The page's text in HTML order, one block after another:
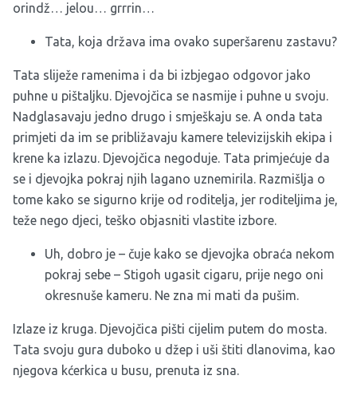
orindž… jelou… grrrin…
Tata, koja država ima ovako superšarenu zastavu?
Tata sliježe ramenima i da bi izbjegao odgovor jako
puhne u pištaljku. Djevojčica se nasmije i puhne u svoju.
Nadglasavaju jedno drugo i smješkaju se. A onda tata
primjeti da im se približavaju kamere televizijskih ekipa i
krene ka izlazu. Djevojčica negoduje. Tata primjećuje da
se i djevojka pokraj njih lagano uznemirila. Razmišlja o
tome kako se sigurno krije od roditelja, jer roditeljima je,
teže nego djeci, teško objasniti vlastite izbore.
Uh, dobro je – čuje kako se djevojka obraća nekom
pokraj sebe – Stigoh ugasit cigaru, prije nego oni
okresnuše kameru. Ne zna mi mati da pušim.
Izlaze iz kruga. Djevojčica pišti cijelim putem do mosta.
Tata svoju gura duboko u džep i uši štiti dlanovima, kao
njegova kćerkica u busu, prenuta iz sna.